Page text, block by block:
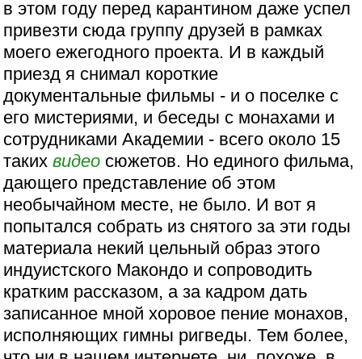
в этом году перед карантином даже успел
привезти сюда группу друзей в рамках
моего ежегодного проекта. И в каждый
приезд я снимал короткие
документальные фильмы - и о поселке с
его мистериями, и беседы с монахами и
сотрудниками Академии - всего около 15
такихвидео сюжетов. Но единого фильма,
дающего представление об этом
необычайном месте, не было. И вот я
попытался собрать из снятого за эти годы
материала некий цельный образ этого
индуистского Макондо и сопроводить
кратким рассказом, а за кадром дать
записанное мной хоровое пение монахов,
исполняющих гимны ригведы. Тем более,